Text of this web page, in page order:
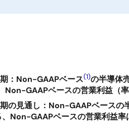
：Non-GAAPベース(1)の半導体
Non-GAAPベースの営業利益（
の見通し：Non-GAAPベースの
Non-GAAPベースの営業利益率